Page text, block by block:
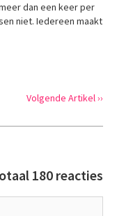
dan een keer per
niet. Iedereen maakt
Volgende Artikel ››
180 reacties